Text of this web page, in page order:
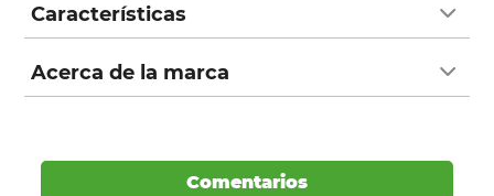
Características
Acerca de la marca
Comentarios